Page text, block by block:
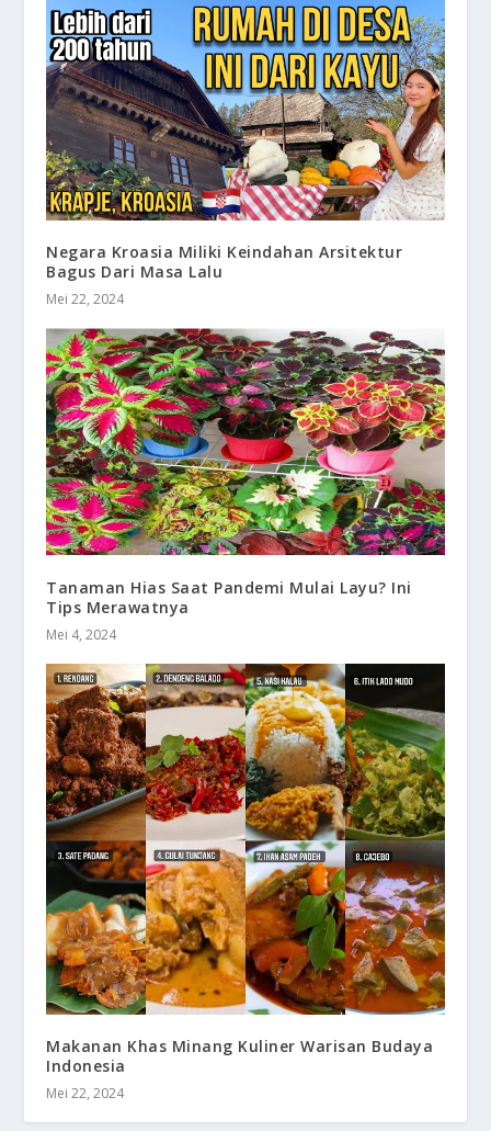
Negara Kroasia Miliki Keindahan Arsitektur
Bagus Dari Masa Lalu
Mei 22, 2024
Tanaman Hias Saat Pandemi Mulai Layu? Ini
Tips Merawatnya
Mei 4, 2024
Makanan Khas Minang Kuliner Warisan Budaya
Indonesia
Mei 22, 2024